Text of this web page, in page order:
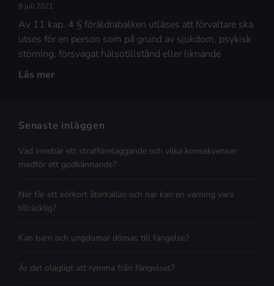
8 juli 2021
Av 11 kap. 4 § föräldrabalken utläses att förvaltare ska
utses för en person som på grund av sjukdom, psykisk
störning, försvagat hälsotillstånd eller liknande
Läs mer
Senaste inläggen
Vad innebär ett strafföreläggande och vilka konsekvenser
medför ett godkännande?
När får ett körkort återkallas och när kan en varning vara
tillräcklig?
Kan barn och ungdomar dömas till fängelse?
Är det olagligt att rymma från fängelset?